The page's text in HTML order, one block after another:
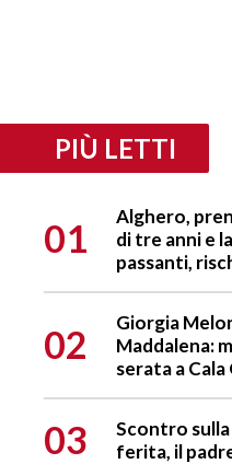
PIÙ LETTI
01
Alghero,
di tre anni e
passanti,
02
Giorgia
Maddalena:
serata a
03
Scontro
ferita, il